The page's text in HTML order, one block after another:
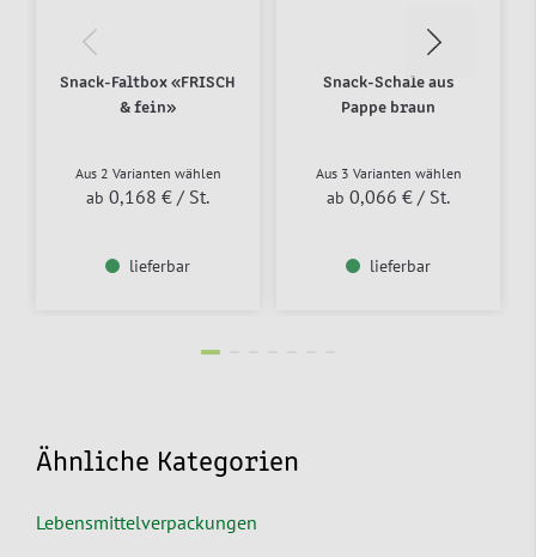
Snack-Faltbox «FRISCH
& fein»
Aus 2 Varianten wählen
ab 0,168 € / St.
lieferbar
Snack-Schale aus
Pappe braun
Aus 3 Varianten wählen
ab 0,066 € / St.
lieferbar
Ähnliche Kategorien
Lebensmittelverpackungen